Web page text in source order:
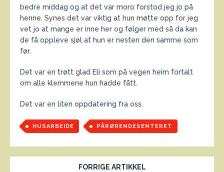
bedre middag og at det var moro forstod jeg jo på
henne. Synes det var viktig at hun møtte opp for jeg
vet jo at mange er inne her og følger med så da kan
de få oppleve sjøl at hun er nesten den samme som
før.
Det var en trøtt glad Eli som på vegen heim fortalt
om alle klemmene hun hadde fått.
Det var en liten oppdatering fra oss.
HUSARBEIDE PÅRØRENDESENTERET
FORRIGE ARTIKKEL